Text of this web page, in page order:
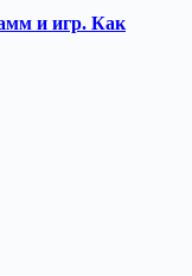
и игр. Как